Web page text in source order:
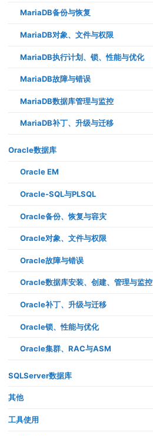
MariaDB备份与恢复
MariaDB对象、文件与权限
MariaDB执行计划、锁、性能与优化
MariaDB故障与错误
MariaDB数据库管理与监控
MariaDB补丁、升级与迁移
Oracle数据库
Oracle EM
Oracle-SQL与PLSQL
Oracle备份、恢复与容灾
Oracle对象、文件与权限
Oracle故障与错误
Oracle数据库安装、创建、管理与监控
Oracle补丁、升级与迁移
Oracle锁、性能与优化
Oracle集群、RAC与ASM
SQLServer数据库
其他
工具使用